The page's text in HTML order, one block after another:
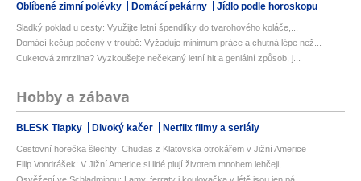
Oblíbené zimní polévky Domácí pekárny Jídlo podle horoskopu
Sladký poklad u cesty: Využijte letní špendlíky do tvarohového koláče,...
Domácí kečup pečený v troubě: Vyžaduje minimum práce a chutná lépe než...
Cuketová zmrzlina? Vyzkoušejte nečekaný letní hit a geniální způsob, j...
Hobby a zábava
BLESK Tlapky Divoký kačer Netflix filmy a seriály
Cestovní horečka šlechty: Chuďas z Klatovska otrokářem v Jižní Americe
Filip Vondrášek: V Jižní Americe si lidé plují životem mnohem lehčeji,...